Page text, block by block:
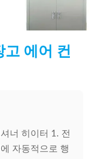
고 에어 컨
너 히이터 1. 전
자동적으로 행